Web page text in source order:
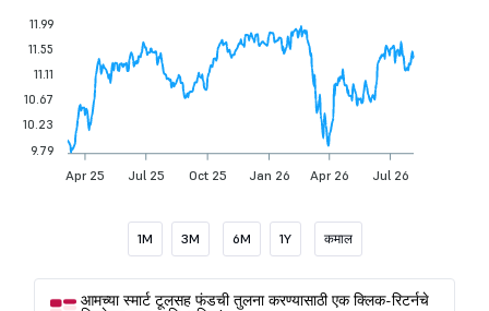
Apr 25 Jul 25 Oct 25 Jan 26 Apr 26 Jul 26
11.99
11.55
11.11
10.67
10.23
9.79
1M 3M 6M 1Y कमाल
आमच्या स्मार्ट टूलसह फंडची तुलना करण्यासाठी एक क्लिक-रिटर्नचे